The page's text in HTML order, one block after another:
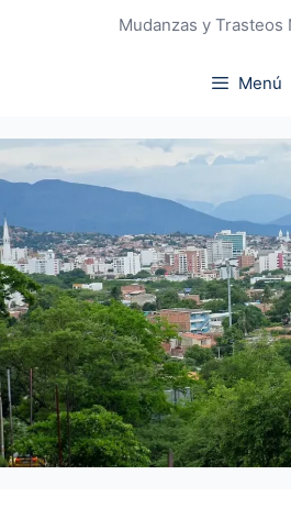
Mudanzas y Trasteos
Menú